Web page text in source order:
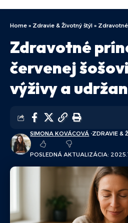
Home » Zdravie & Životný štýl » Zdravotné
Zdravotné
červenej
výživy a
POSLEDNÁ AKTUALIZÁCIA:
SIMONA KOVÁCOVÁ ZDRAVIE &